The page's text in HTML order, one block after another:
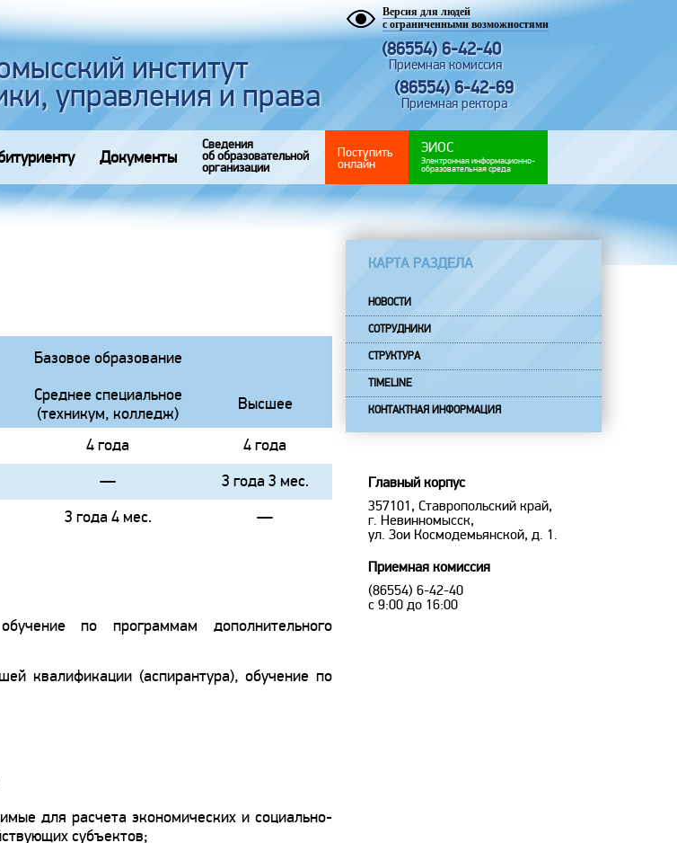
институт
управления и права
Версия для людей
с ограниченными возможностями
(86554) 6-42-40
Приемная комиссия
(86554) 6-42-69
Приемная ректора
Документы
Сведения
об образовательной
организации
Поступить
онлайн
ЭИОС
Электронная информационно-
образовательная среда
Базовое образование
Среднее специальное
(техникум, колледж)
Высшее
4 года
4 года
—
3 года 3 мес.
3 года 4 мес. —
по программам дополнительного
квалификации (аспирантура), обучение по
для расчета экономических и социально-
субъектов;
КАРТА РАЗДЕЛА
НОВОСТИ
СОТРУДНИКИ
СТРУКТУРА
TIMELINE
КОНТАКТНАЯ ИНФОРМАЦИЯ
Главный корпус
357101, Ставропольский край,
г. Невинномысск,
ул. Зои Космодемьянской, д. 1.
Приемная комиссия
(86554) 6-42-40
с 9:00 до 16:00